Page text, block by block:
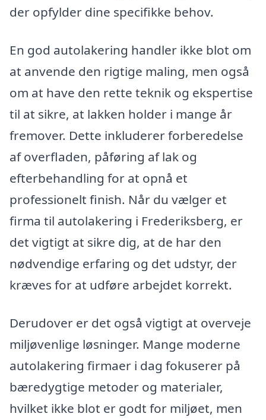
der opfylder dine specifikke behov.
En god autolakering handler ikke blot om
at anvende den rigtige maling, men også
om at have den rette teknik og ekspertise
til at sikre, at lakken holder i mange år
fremover. Dette inkluderer forberedelse
af overfladen, påføring af lak og
efterbehandling for at opnå et
professionelt finish. Når du vælger et
firma til autolakering i Frederiksberg, er
det vigtigt at sikre dig, at de har den
nødvendige erfaring og det udstyr, der
kræves for at udføre arbejdet korrekt.
Derudover er det også vigtigt at overveje
miljøvenlige løsninger. Mange moderne
autolakering firmaer i dag fokuserer på
bæredygtige metoder og materialer,
hvilket ikke blot er godt for miljøet, men